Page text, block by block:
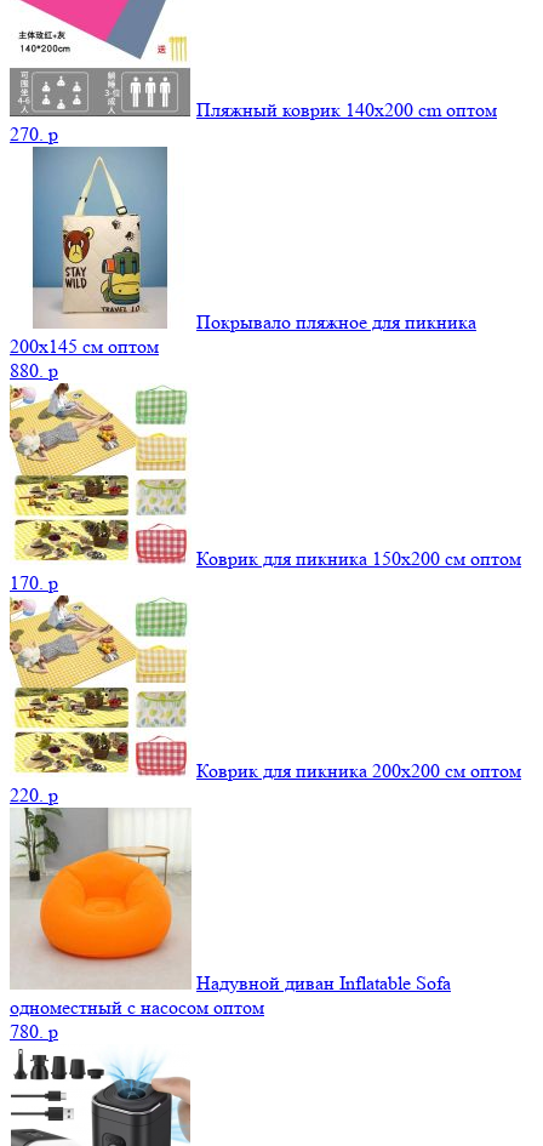
Пляжный коврик 140х200 cm оптом
270. p
Покрывало пляжное для пикника
200х145 см оптом
880. p
Коврик для пикника 150х200 см оптом
170. p
Коврик для пикника 200х200 см оптом
220. p
Надувной диван Inflatable Sofa
одноместный с насосом оптом
780. p